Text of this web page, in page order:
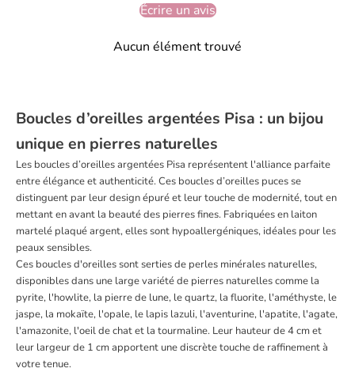
Écrire un avis
Aucun élément trouvé
Boucles d’oreilles argentées Pisa : un bijou
unique en pierres naturelles
Les boucles d’oreilles argentées Pisa représentent l'alliance parfaite
entre élégance et authenticité. Ces boucles d’oreilles puces se
distinguent par leur design épuré et leur touche de modernité, tout en
mettant en avant la beauté des pierres fines. Fabriquées en laiton
martelé plaqué argent, elles sont hypoallergéniques, idéales pour les
peaux sensibles.
Ces boucles d'oreilles sont serties de perles minérales naturelles,
disponibles dans une large variété de pierres naturelles comme la
pyrite, l'howlite, la pierre de lune, le quartz, la fluorite, l'améthyste, le
jaspe, la mokaïte, l'opale, le lapis lazuli, l'aventurine, l'apatite, l'agate,
l'amazonite, l'oeil de chat et la tourmaline. Leur hauteur de 4 cm et
leur largeur de 1 cm apportent une discrète touche de raffinement à
votre tenue.